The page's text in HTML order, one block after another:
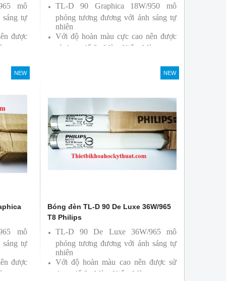
mô
sáng tự
được
TL-D 90 Graphica 18W/950 mô
phỏng tương đương với ánh sáng tự
nhiên
Với độ hoàn màu cực cao nên được
sử dụng để So Màu, Kiểm Màu
NEW
mô
sáng tự
được
NEW
Bóng đèn TL-D 90 De Luxe 36W/965
T8 Philips
TL-D 90 De Luxe 36W/965 mô
phỏng tương đương với ánh sáng tự
nhiên
Với độ hoàn màu cao nên được sử
dụng để So Màu, Kiểm Màu